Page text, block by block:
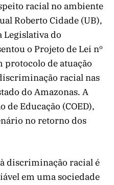
racial no ambiente
Roberto Cidade (UB),
Legislativa do
o Projeto de Lei nº
de atuação
racial nas
do Amazonas. A
de Educação (COED),
no retorno dos
discriminação racial é
em uma sociedade